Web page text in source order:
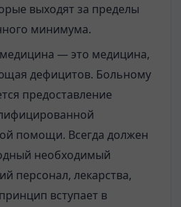
выходят за пределы
минимума.
— это медицина,
дефицитов. Больному
предоставление
помощи. Всегда должен
необходимый
персонал, лекарства,
вступает в